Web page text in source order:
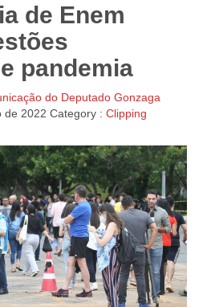
de Enem
pandemia
do Deputado Gonzaga
de 2022 Category : Clipping